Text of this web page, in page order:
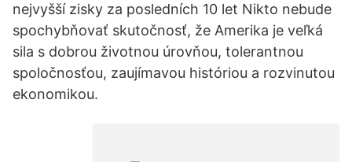
nejvyšší zisky za posledních 10 let Nikto nebude
spochybňovať skutočnosť, že Amerika je veľká
sila s dobrou životnou úrovňou, tolerantnou
spoločnosťou, zaujímavou históriou a rozvinutou
ekonomikou.